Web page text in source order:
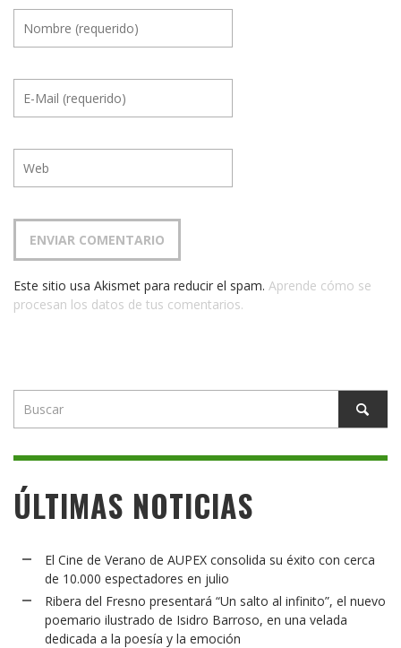
Este sitio usa Akismet para reducir el spam. Aprende cómo se
procesan los datos de tus comentarios.
ÚLTIMAS NOTICIAS
El Cine de Verano de AUPEX consolida su éxito con cerca
de 10.000 espectadores en julio
Ribera del Fresno presentará “Un salto al infinito”, el nuevo
poemario ilustrado de Isidro Barroso, en una velada
dedicada a la poesía y la emoción